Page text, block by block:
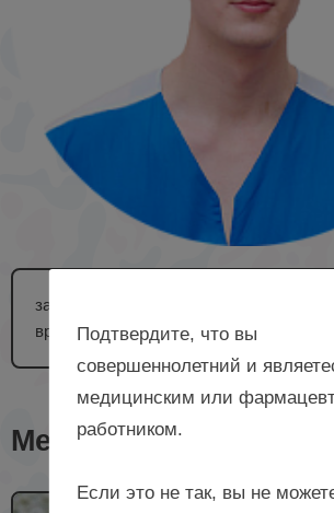
заведующий родильным отделением
врач – акушер-гинеколог, г. Уфа
Мероприятия с
Подтвердите, что вы
совершеннолетний и
медицинским или
работником.
Если это не так, вы не